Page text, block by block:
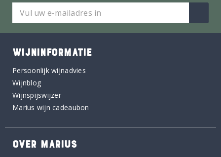
WIJNINFORMATIE
Persoonlijk wijnadvies
Wijnblog
Wijnspijswijzer
Marius wijn cadeaubon
OVER MARIUS